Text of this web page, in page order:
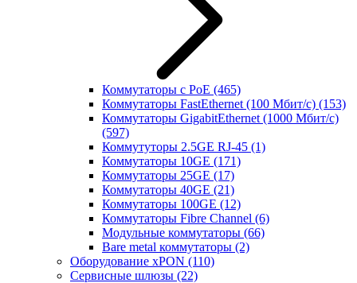
Коммутаторы с PoE (465)
Коммутаторы FastEthernet (100 Мбит/с) (153)
Коммутаторы GigabitEthernet (1000 Мбит/с)
(597)
Коммутуторы 2.5GE RJ-45 (1)
Коммутаторы 10GE (171)
Коммутаторы 25GE (17)
Коммутаторы 40GE (21)
Коммутаторы 100GE (12)
Коммутаторы Fibre Channel (6)
Модульные коммутаторы (66)
Bare metal коммутаторы (2)
Оборудование xPON (110)
Сервисные шлюзы (22)